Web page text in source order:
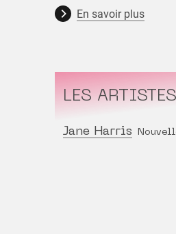
En savoir plus
LES ARTISTES
Jane Harris